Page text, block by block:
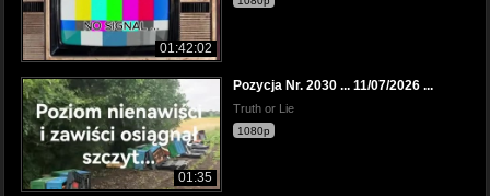
01:42:02
01:35
Pozycja Nr. 2030 ... 11/07/2026 ...
Truth or Lie
1080p